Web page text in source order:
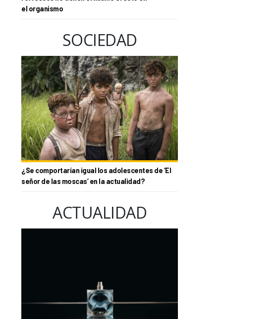
el organismo
SOCIEDAD
¿Se comportarían igual los adolescentes de ‘El
señor de las moscas’ en la actualidad?
ACTUALIDAD